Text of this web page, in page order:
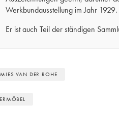
Werkbundausstellung im Jahr 1929.
Er ist auch Teil der ständigen
MIES VAN DER ROHE